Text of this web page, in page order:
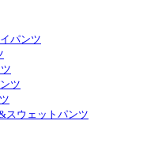
パンツ
ツ
スウェットパンツ